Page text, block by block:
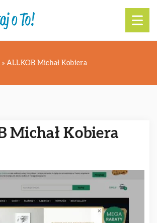
» ALLKOB Michał Kobiera
Michał Kobiera